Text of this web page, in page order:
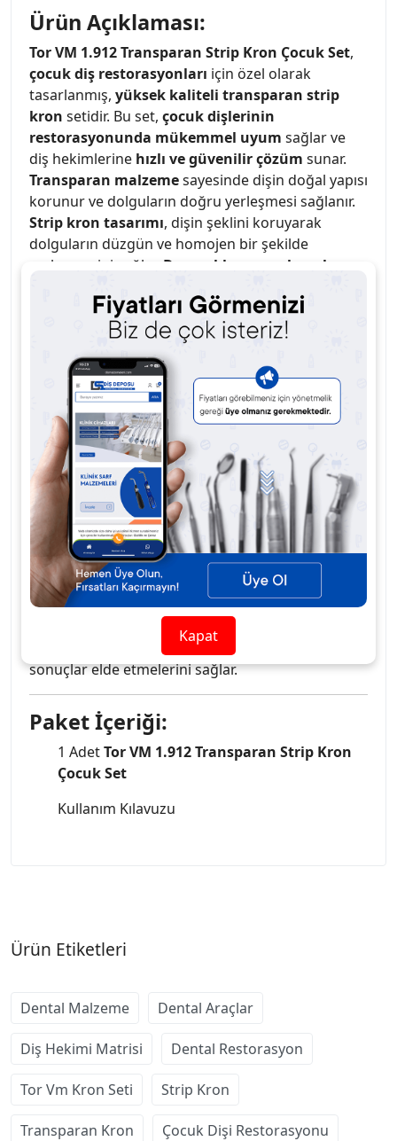
Ürün Açıklaması:
Tor VM 1.912 Transparan Strip Kron Çocuk Set,
çocuk diş restorasyonları için özel olarak
tasarlanmış, yüksek kaliteli transparan strip
kron setidir. Bu set, çocuk dişlerinin
restorasyonunda mükemmel uyum sağlar ve
diş hekimlerine hızlı ve güvenilir çözüm sunar.
Transparan malzemesayesinde dişin doğal yapısı
korunur ve dolguların doğru yerleşmesi sağlanır.
Strip kron tasarımı, dişin şeklini koruyarak
dolguların düzgün ve homojen bir şekilde
yerleşmesini sağlar. Dayanıklı ve esnek malzeme
sağlayarak, mükemmel sonuçlar elde edilmesini
garanti eder.
Çocuk diş restorasyonları
için ideal çözüm.
Transparan malzeme, doğal diş
görünümünü korur.
Strip kron tasarımı , düzgün dolgular elde
edilmesini sağlar.
Dayanıklı ve esnekmalzeme ile uzun ömürlü
kullanım.
Hızlı ve etkili restorasyon çözümüsağlar.
Tor VM 1.912 Transparan Strip Kron Çocuk Set,
yüksek hassasiyet
sunarak, çocuk dişlerinde mükemmel
sonuçlar elde etmelerini sağlar.
Paket İçeriği:
1 AdetTor VM 1.912 Transparan Strip Kron
Çocuk Set
Kullanım Kılavuzu
Ürün Etiketleri
Dental Malzeme Dental Araçlar
Diş Hekimi Matrisi Dental Restorasyon
Tor Vm Kron Seti Strip Kron
Transparan Kron Çocuk Dişi Restorasyonu
Kapat